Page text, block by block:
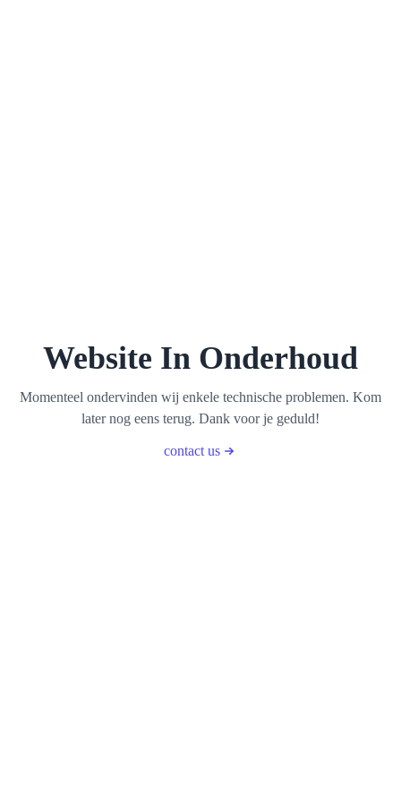
Website In Onderhoud
Momenteel ondervinden wij enkele technische problemen. Kom
later nog eens terug. Dank voor je geduld!
contact us